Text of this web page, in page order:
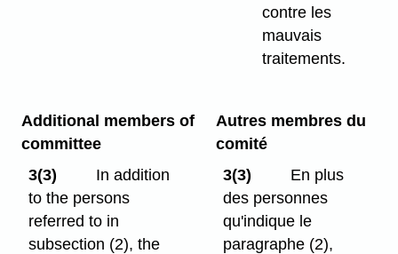
contre les
mauvais
traitements.
Additional members of
committee
3(3)
In addition
to the persons
referred to in
subsection (2), the
Autres membres du
comité
3(3)
En plus
des personnes
qu'indique le
paragraphe (2),